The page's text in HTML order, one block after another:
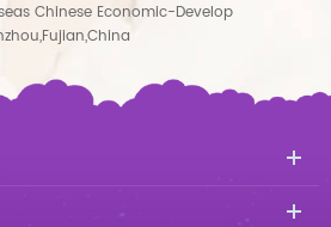
Chinese Economic-Develop